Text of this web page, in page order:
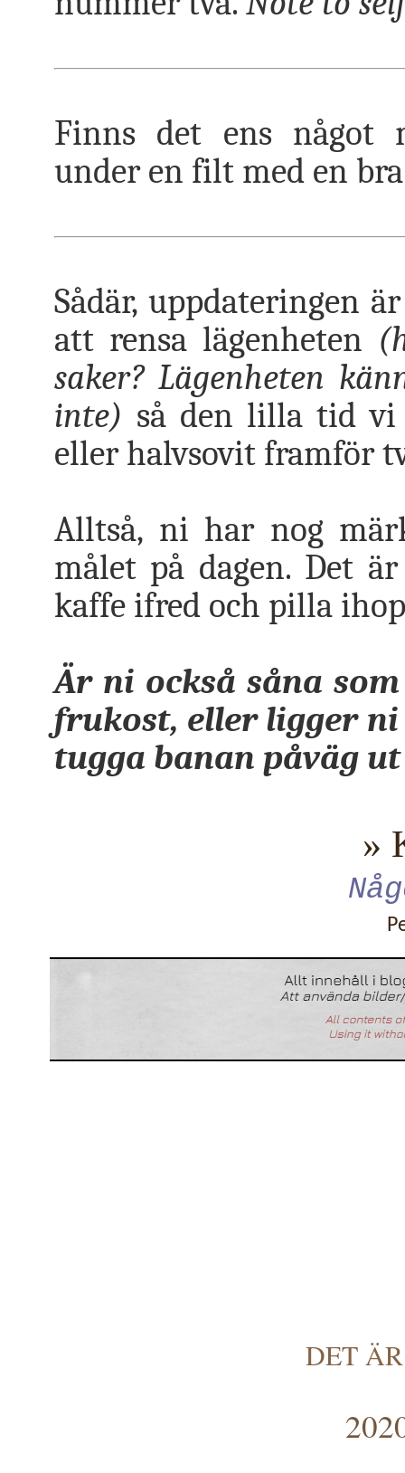
Finns det ens något
under en filt med en
Sådär, uppdateringen
att rensa lägenheten
saker? Lägenheten
inte) så den lilla tid vi
eller halvsovit framför
Alltså, ni har nog
målet på dagen. Det
kaffe ifred och pilla
Är ni också såna
frukost, eller ligger
tugga banan påväg
»
DET